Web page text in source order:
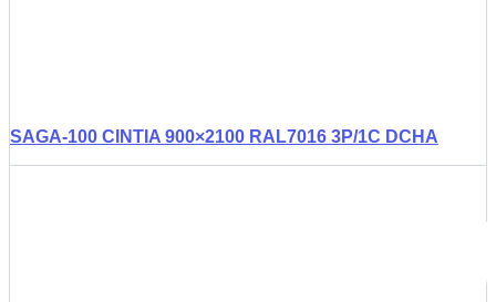
SAGA-100 CINTIA 900×2100 RAL7016 3P/1C DCHA